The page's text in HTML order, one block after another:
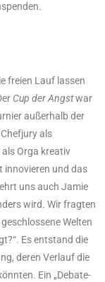
freien Lauf lassen
Cup der Angstwar
außerhalb der
als
als Orga kreativ
innovieren und das
uns auch Jamie
wird. Wir fragten
Welten
Es entstand die
deren Verlauf die
Ein „Debate-